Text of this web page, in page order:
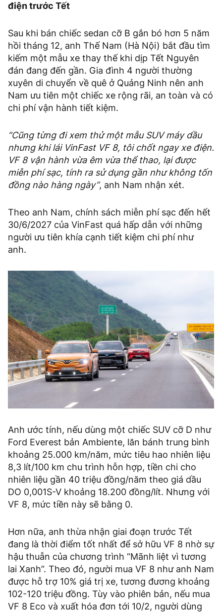
điện trước Tết
Sau khi bán chiếc sedan cỡ B gắn bó hơn 5 năm
hồi tháng 12, anh Thế Nam (Hà Nội) bắt đầu tìm
kiếm một mẫu xe thay thế khi dịp Tết Nguyên
đán đang đến gần. Gia đình 4 người thường
xuyên di chuyển về quê ở Quảng Ninh nên anh
Nam ưu tiên một chiếc xe rộng rãi, an toàn và có
chi phí vận hành tiết kiệm.
“Cũng từng đi xem thử một mẫu SUV máy dầu
nhưng khi lái VinFast VF 8, tôi chốt ngay xe điện.
VF 8 vận hành vừa êm vừa thể thao, lại được
miễn phí sạc, tính ra sử dụng gần như không tốn
đồng nào hàng ngày”, anh Nam nhận xét.
Theo anh Nam, chính sách miễn phí sạc đến hết
30/6/2027 của VinFast quá hấp dẫn với những
người ưu tiên khía cạnh tiết kiệm chi phí như
anh.
Anh ước tính, nếu dùng một chiếc SUV cỡ D như
Ford Everest bản Ambiente, lăn bánh trung bình
khoảng 25.000 km/năm, mức tiêu hao nhiên liệu
8,3 lít/100 km chu trình hỗn hợp, tiền chi cho
nhiên liệu gần 40 triệu đồng/năm theo giá dầu
DO 0,001S-V khoảng 18.200 đồng/lít. Nhưng với
VF 8, mức tiền này sẽ bằng 0.
Hơn nữa, anh thừa nhận giai đoạn trước Tết
đang là thời điểm tốt nhất để sở hữu VF 8 nhờ sự
hậu thuẫn của chương trình “Mãnh liệt vì tương
lai Xanh”. Theo đó, người mua VF 8 như anh Nam
được hỗ trợ 10% giá trị xe, tương đương khoảng
102-120 triệu đồng. Tùy vào phiên bản, nếu mua
VF 8 Eco và xuất hóa đơn tới 10/2, người dùng